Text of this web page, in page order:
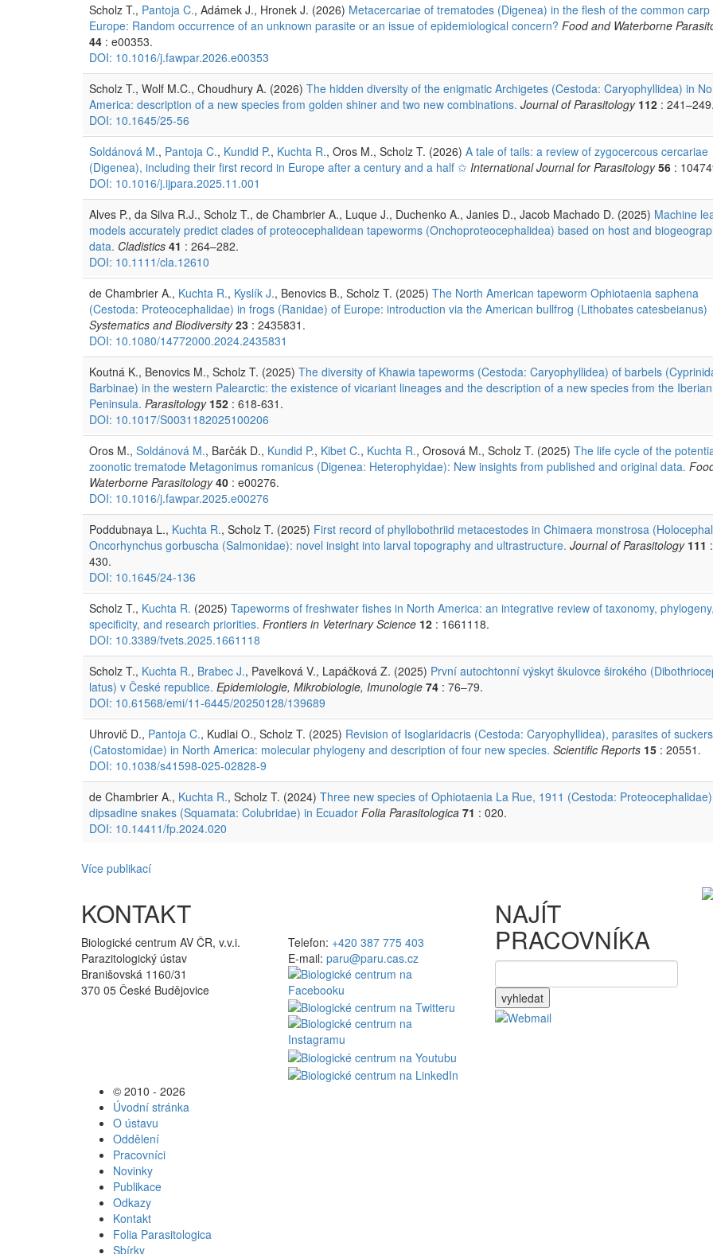
Scholz T., Pantoja C., Adámek J., Hronek J. (2026) Metacercariae of trematodes (Digenea) in the flesh of the common carp
Europe: Random occurrence of an unknown parasite or an issue of epidemiological concern? Food and Waterborne
44 : e00353.
DOI: 10.1016/j.fawpar.2026.e00353
Scholz T., Wolf M.C., Choudhury A. (2026) The hidden diversity of the enigmatic Archigetes (Cestoda: Caryophyllidea) in
America: description of a new species from golden shiner and two new combinations. Journal of Parasitology 112 : 241–249.
DOI: 10.1645/25-56
Soldánová M., Pantoja C., Kundid P., Kuchta R., Oros M., Scholz T. (2026) A tale of tails: a review of zygocercous cercariae
(Digenea), including their first record in Europe after a century and a half ✩ International Journal for Parasitology 56 :
DOI: 10.1016/j.ijpara.2025.11.001
Alves P., da Silva R.J., Scholz T., de Chambrier A., Luque J., Duchenko A., Janies D., Jacob Machado D. (2025) Machine
models accurately predict clades of proteocephalidean tapeworms (Onchoproteocephalidea) based on host and
data. Cladistics 41 : 264–282.
DOI: 10.1111/cla.12610
de Chambrier A., Kuchta R., Kyslík J., Benovics B., Scholz T. (2025) The North American tapeworm Ophiotaenia saphena
(Cestoda: Proteocephalidae) in frogs (Ranidae) of Europe: introduction via the American bullfrog (Lithobates catesbeianus)
Systematics and Biodiversity 23 : 2435831.
DOI: 10.1080/14772000.2024.2435831
Koutná K., Benovics M., Scholz T. (2025) The diversity of Khawia tapeworms (Cestoda: Caryophyllidea) of barbels
Barbinae) in the western Palearctic: the existence of vicariant lineages and the description of a new species from the Iberian
Peninsula. Parasitology 152 : 618-631.
DOI: 10.1017/S0031182025100206
Oros M., Soldánová M., Barčák D., Kundid P., Kibet C., Kuchta R., Orosová M., Scholz T. (2025) The life cycle of the
zoonotic trematode Metagonimus romanicus (Digenea: Heterophyidae): New insights from published and original data.
Waterborne Parasitology 40 : e00276.
DOI: 10.1016/j.fawpar.2025.e00276
Poddubnaya L., Kuchta R., Scholz T. (2025) First record of phyllobothriid metacestodes in Chimaera monstrosa
Oncorhynchus gorbuscha (Salmonidae): novel insight into larval topography and ultrastructure. Journal of Parasitology 111
430.
DOI: 10.1645/24-136
Scholz T., Kuchta R. (2025) Tapeworms of freshwater fishes in North America: an integrative review of taxonomy,
specificity, and research priorities. Frontiers in Veterinary Science 12 : 1661118.
DOI: 10.3389/fvets.2025.1661118
Scholz T., Kuchta R., Brabec J., Pavelková V., Lapáčková Z. (2025) První autochtonní výskyt škulovce širokého
latus) v České republice. Epidemiologie, Mikrobiologie, Imunologie 74 : 76–79.
DOI: 10.61568/emi/11-6445/20250128/139689
Uhrovič D., Pantoja C., Kudlai O., Scholz T. (2025) Revision of Isoglaridacris (Cestoda: Caryophyllidea), parasites of suckers
(Catostomidae) in North America: molecular phylogeny and description of four new species. Scientific Reports 15 : 20551.
DOI: 10.1038/s41598-025-02828-9
de Chambrier A., Kuchta R., Scholz T. (2024) Three new species of Ophiotaenia La Rue, 1911 (Cestoda:
dipsadine snakes (Squamata: Colubridae) in Ecuador Folia Parasitologica 71 : 020.
DOI: 10.14411/fp.2024.020
Více publikací
KONTAKT
Biologické centrum AV ČR, v.v.i.
Parazitologický ústav
Branišovská 1160/31
370 05 České Budějovice
Telefon: +420 387 775 403
E-mail: paru@paru.cas.cz
NAJÍT
PRACOVNÍKA
vyhledat
© 2010 - 2026
Úvodní stránka
O ústavu
Oddělení
Pracovníci
Novinky
Publikace
Odkazy
Kontakt
Folia Parasitologica
Sbírky